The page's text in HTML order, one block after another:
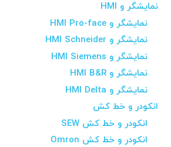
نمایشگر و HMI
نمایشگر و HMI Pro-face
نمایشگر و HMI Schneider
نمایشگر و HMI Siemens
نمایشگر و HMI B&R
نمایشگر و HMI Delta
انکودر و خط کش
انکودر و خط کش SEW
انکودر و خط کش Omron